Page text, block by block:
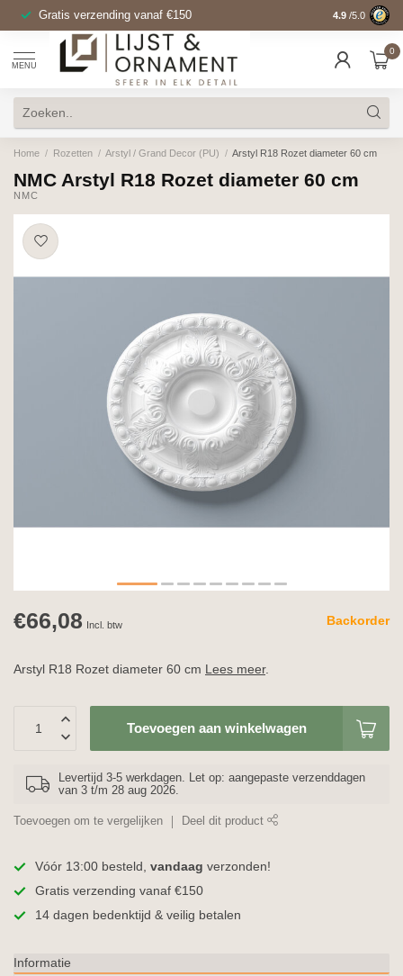
Gratis verzending vanaf €150 14 dagen
4.9 /5.0
MENU
0
Home / Rozetten / Arstyl / Grand Decor (PU) / Arstyl R18 Rozet diameter 60 cm
NMC Arstyl R18 Rozet diameter 60 cm
NMC
€66,08 Incl. btw Backorder
Arstyl R18 Rozet diameter 60 cm Lees meer.
Toevoegen aan winkelwagen
Levertijd 3-5 werkdagen. Let op: aangepaste verzenddagen
van 3 t/m 28 aug 2026.
Toevoegen om te vergelijken Deel dit product
Vóór 13:00 besteld, vandaag verzonden!
Gratis verzending vanaf €150
14 dagen bedenktijd & veilig betalen
Informatie